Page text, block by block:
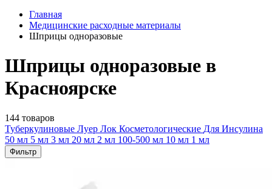
Главная
Медицинские расходные материалы
Шприцы одноразовые
Шприцы одноразовые в
Красноярске
144 товаров
Туберкулиновые Луер Лок Косметологические Для Инсулина
50 мл 5 мл 3 мл 20 мл 2 мл 100-500 мл 10 мл 1 мл
Фильтр